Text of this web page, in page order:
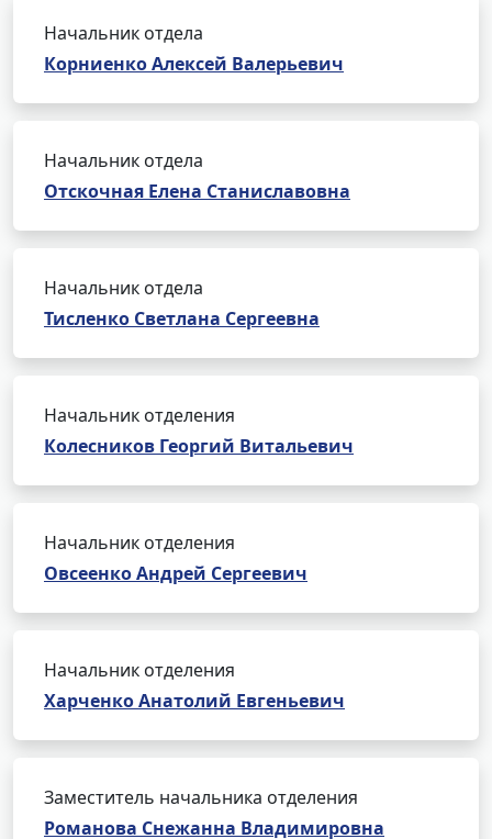
Начальник отдела
Корниенко Алексей Валерьевич
Начальник отдела
Отскочная Елена Станиславовна
Начальник отдела
Тисленко Светлана Сергеевна
Начальник отделения
Колесников Георгий Витальевич
Начальник отделения
Овсеенко Андрей Сергеевич
Начальник отделения
Харченко Анатолий Евгеньевич
Заместитель начальника отделения
Романова Снежанна Владимировна